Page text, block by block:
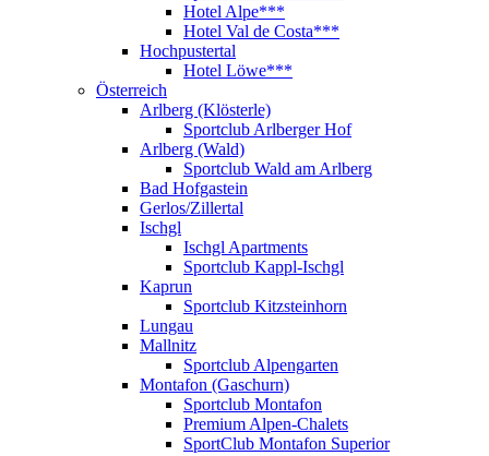
Hotel Alpe***
Hotel Val de Costa***
Hochpustertal
Hotel Löwe***
Österreich
Arlberg (Klösterle)
Sportclub Arlberger Hof
Arlberg (Wald)
Sportclub Wald am Arlberg
Bad Hofgastein
Gerlos/Zillertal
Ischgl
Ischgl Apartments
Sportclub Kappl-Ischgl
Kaprun
Sportclub Kitzsteinhorn
Lungau
Mallnitz
Sportclub Alpengarten
Montafon (Gaschurn)
Sportclub Montafon
Premium Alpen-Chalets
SportClub Montafon Superior